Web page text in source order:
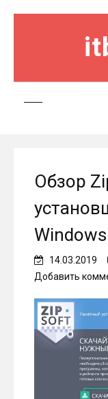
Обзор
Windows
14.03.2019
Добавить